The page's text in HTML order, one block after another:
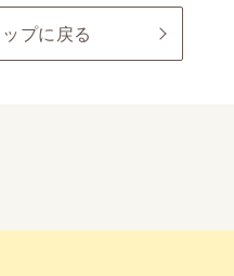
プに戻る